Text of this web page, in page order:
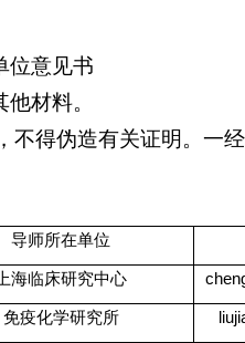
位意见书
材料。
得伪造有关证明。一
导师所在单位
上海临床研究中心
免疫化学研究所